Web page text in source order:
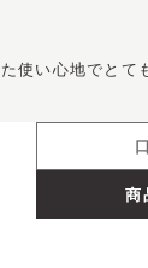
使い心地でとて
商